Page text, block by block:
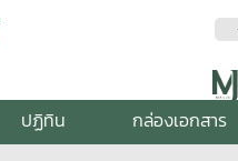
ปฏิทิน กล่องเอกสาร